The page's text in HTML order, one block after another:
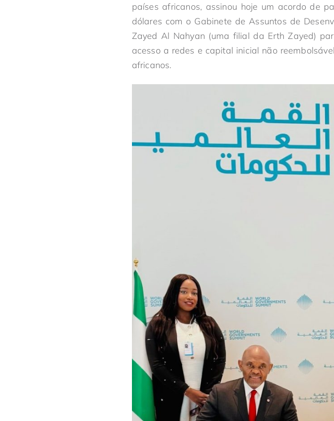
países africanos, assinou hoje um acordo de
dólares com o Gabinete de Assuntos de
Zayed Al Nahyan (uma filial da Erth Zayed)
acesso a redes e capital inicial não
africanos.